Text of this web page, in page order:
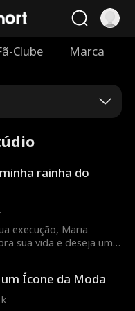
Clube Marca
rainha do
execução, Maria
sua vida e deseja uma
ela acorda na realidade
atriz Antonia
onde ela tem outra
Ícone da Moda